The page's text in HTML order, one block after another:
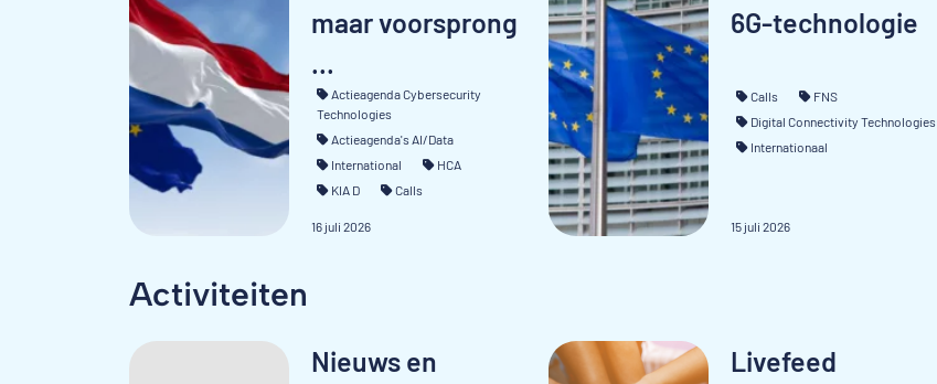
maar voorsprong
...
Actieagenda Cybersecurity
Technologies
Actieagenda's AI/Data
International
HCA
KIA D
Calls
16 juli 2026
6G-technologie
Calls
FNS
Digital Connectivity Technologies
Internationaal
15 juli 2026
Activiteiten
Nieuws en
Livefeed